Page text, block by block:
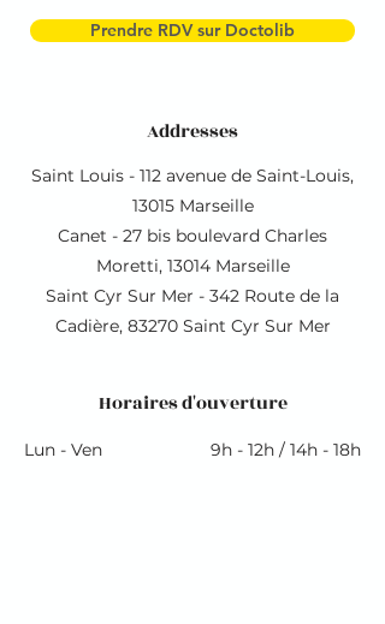
Prendre RDV sur Doctolib
Addresses
Saint Louis - 112 avenue de Saint-Louis,
13015 Marseille
Canet - 27 bis boulevard Charles
Moretti, 13014 Marseille
Saint Cyr Sur Mer - 342 Route de la
Cadière, 83270 Saint Cyr Sur Mer
Horaires d'ouverture
Lun - Ven 9h - 12h / 14h - 18h